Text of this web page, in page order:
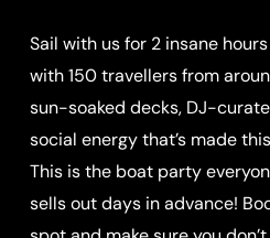
Sail with us for 2 insane
with 150 travellers from
sun-soaked decks, DJ-
social energy that’s made
This is the boat party
sells out days in advance!